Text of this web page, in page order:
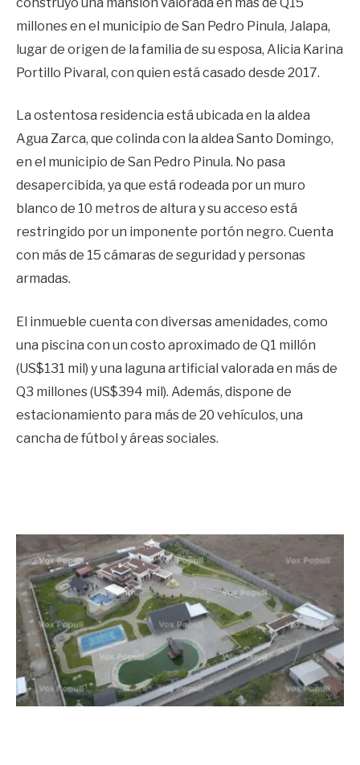
millones en el municipio de San Pedro Pinula, Jalapa,
lugar de origen de la familia de su esposa, Alicia Karina
Portillo Pivaral, con quien está casado desde 2017.
La ostentosa residencia está ubicada en la aldea
Agua Zarca, que colinda con la aldea Santo Domingo,
en el municipio de San Pedro Pinula. No pasa
desapercibida, ya que está rodeada por un muro
blanco de 10 metros de altura y su acceso está
restringido por un imponente portón negro. Cuenta
con más de 15 cámaras de seguridad y personas
armadas.
El inmueble cuenta con diversas amenidades, como
una piscina con un costo aproximado de Q1 millón
(US$131 mil) y una laguna artificial valorada en más de
Q3 millones (US$394 mil). Además, dispone de
estacionamiento para más de 20 vehículos, una
cancha de fútbol y áreas sociales.